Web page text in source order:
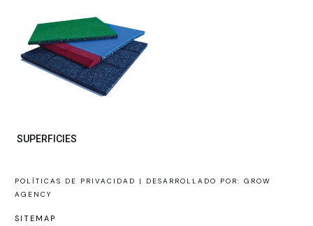
SUPERFICIES
POLÍTICAS DE PRIVACIDAD |
DESARROLLADO POR: GROW
AGENCY
SITEMAP